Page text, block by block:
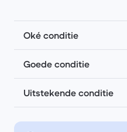
Oké conditie
Goede conditie
Uitstekende conditie